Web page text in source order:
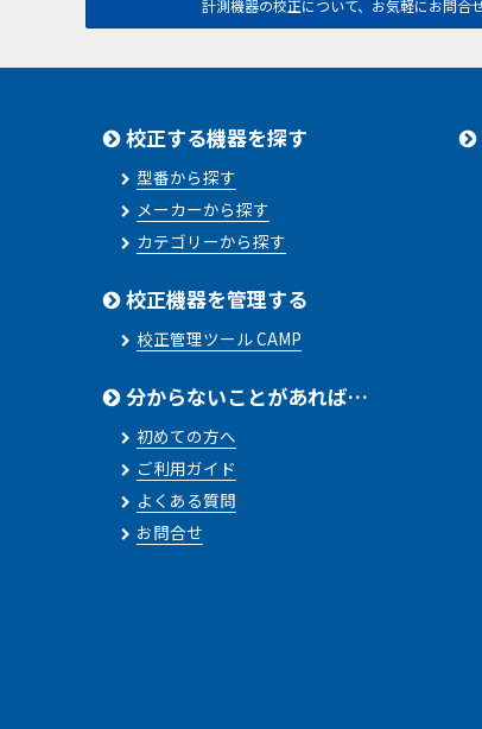
計測機器の校正について、お気軽にお問合
校正する機器を探す
型番から探す
メーカーから探す
カテゴリーから探す
校正機器を管理する
校正管理ツール CAMP
分からないことがあれば…
初めての方へ
ご利用ガイド
よくある質問
お問合せ